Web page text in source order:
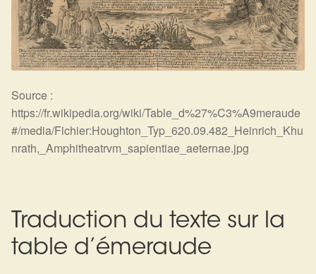
Source :
https://fr.wikipedia.org/wiki/Table_d%27%C3%A9meraude
#/media/Fichier:Houghton_Typ_620.09.482_Heinrich_Khu
nrath,_Amphitheatrvm_sapientiae_aeternae.jpg
Traduction du texte sur la
table d’émeraude